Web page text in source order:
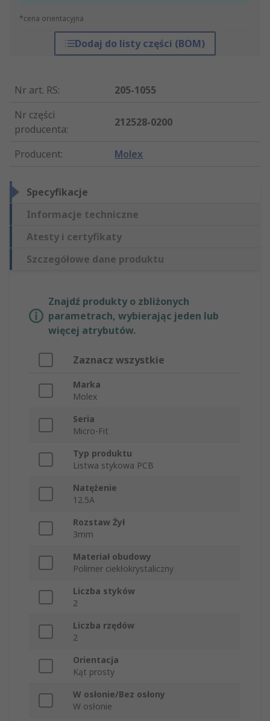
*cena orientacyjna
Dodaj do listy części (BOM)
Nr art. RS:
205-1055
Nr części
producenta:
212528-0200
Producent: Molex
Specyfikacje
Informacje techniczne
Atesty i certyfikaty
Szczegółowe dane produktu
Znajdź produkty o zbliżonych
parametrach, wybierając jeden lub
więcej atrybutów.
Zaznacz wszystkie
Marka
Molex
Seria
Micro-Fit
Typ produktu
Listwa stykowa PCB
Natężenie
12.5A
Rozstaw Żył
3mm
Materiał obudowy
Polimer ciekłokrystaliczny
Liczba styków
2
Liczba rzędów
2
Orientacja
Kąt prosty
W osłonie/Bez osłony
W osłonie